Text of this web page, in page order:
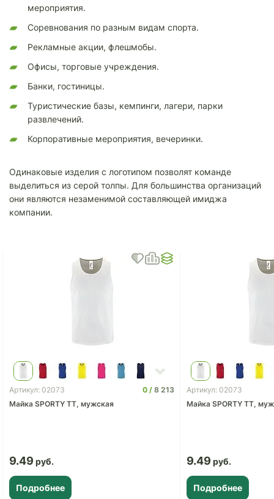
мероприятия.
Соревнования по разным видам спорта.
Рекламные акции, флешмобы.
Офисы, торговые учреждения.
Банки, гостиницы.
Туристические базы, кемпинги, лагери, парки
развлечений.
Корпоративные мероприятия, вечеринки.
Одинаковые изделия с логотипом позволят команде
выделиться из серой толпы. Для большинства организаций
они являются незаменимой составляющей имиджа
компании.
Артикул: 02073 0
8 213
Майка SPORTY TT, мужская
9.49
Подробнее
Артикул: 02073
Майка SPORTY TT,
9.49
Подробнее